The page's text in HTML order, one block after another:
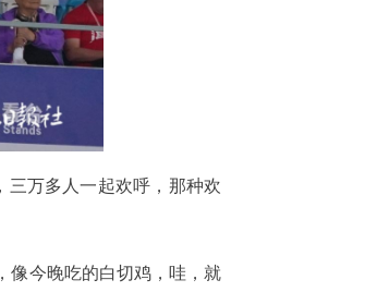
三万多人一起欢呼，那种欢
像今晚吃的白切鸡，哇，就